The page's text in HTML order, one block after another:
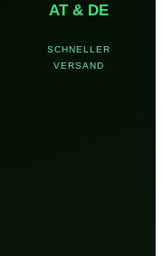
AT & DE
SCHNELLER
VERSAND